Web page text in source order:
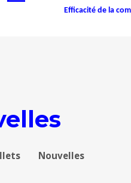
Efficacité de la
Nouvelles